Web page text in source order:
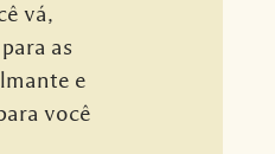
vá,
as
e
você